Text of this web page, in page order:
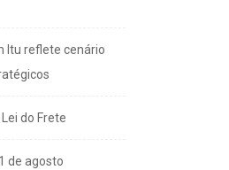
Itu reflete cenário
do Frete
de agosto